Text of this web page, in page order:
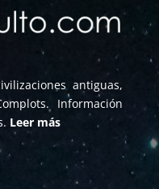
antiguas,
Información
Leer más